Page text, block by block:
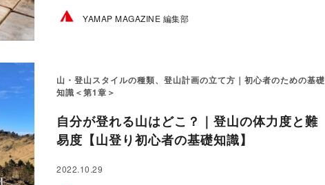
YAMAP MAGAZINE 編集部
山・登山スタイルの種類、登山計画の立て方｜初心者のための基礎
知識＜第1章＞
自分が登れる山はどこ？｜登山の体力度と難
易度【山登り初心者の基礎知識】
2022.10.29